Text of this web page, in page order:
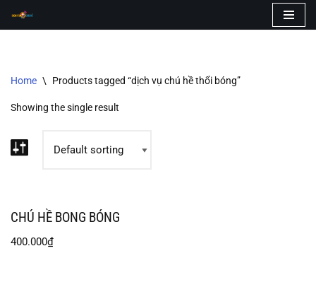
Home \ Products tagged “dịch vụ chú hề thổi bóng”
Showing the single result
CHÚ HỀ BONG BÓNG
400.000₫